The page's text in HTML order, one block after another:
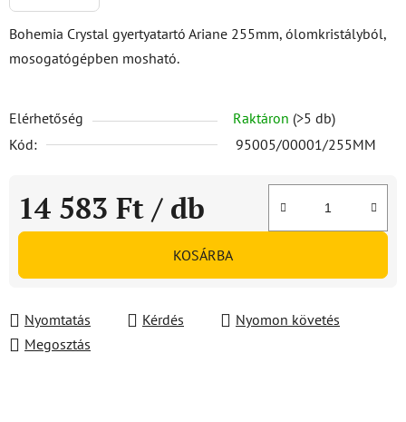
Bohemia Crystal gyertyatartó Ariane 255mm, ólomkristályból,
mosogatógépben mosható.
Elérhetőség Raktáron (>5 db)
Kód:
95005/00001/255MM
14 583 Ft / db
Egységár:
KOSÁRBA
Nyomtatás Kérdés
Nyomon követés
Megosztás